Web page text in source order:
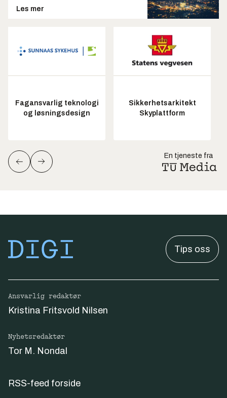
Les mer
Fagansvarlig teknologi
og løsningsdesign
Sikkerhetsarkitekt
Skyplattform
En tjeneste fra
Tips oss
Ansvarlig redaktør
Kristina Fritsvold Nilsen
Nyhetsredaktør
Tor M. Nondal
RSS-feed forside